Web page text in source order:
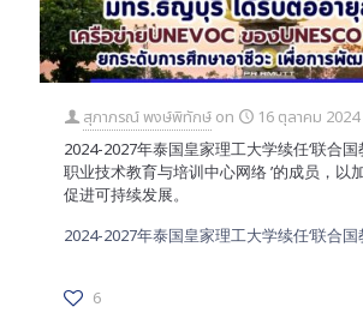
สุภาภรณ์ พงษ์พิทักษ์ on
16 ตุลาคม 2024
2024-2027年泰国皇家理工大学续任‘联合
职业技术教育与培训中心网络 ’的成员，以
促进可持续发展。
2024-2027年泰国皇家理工大学续任‘联合
6